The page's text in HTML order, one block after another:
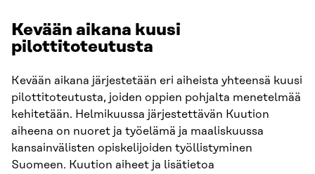
Kevään aikana kuusi
pilottitoteutusta
Kevään aikana järjestetään eri aiheista yhteensä kuusi
pilottitoteutusta, joiden oppien pohjalta menetelmää
kehitetään. Helmikuussa järjestettävän Kuution
aiheena on nuoret ja työelämä ja maaliskuussa
kansainvälisten opiskelijoiden työllistyminen
Suomeen. Kuution aiheet ja lisätietoa